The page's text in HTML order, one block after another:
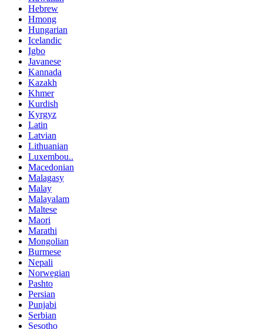
Hebrew
Hmong
Hungarian
Icelandic
Igbo
Javanese
Kannada
Kazakh
Khmer
Kurdish
Kyrgyz
Latin
Latvian
Lithuanian
Luxembou..
Macedonian
Malagasy
Malay
Malayalam
Maltese
Maori
Marathi
Mongolian
Burmese
Nepali
Norwegian
Pashto
Persian
Punjabi
Serbian
Sesotho